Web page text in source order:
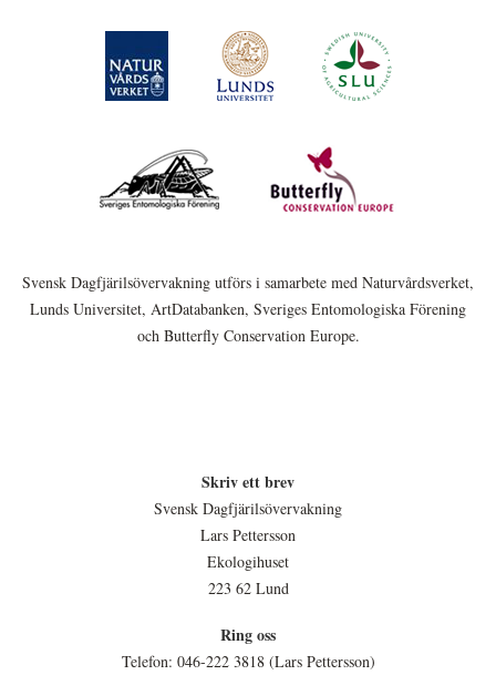
Svensk Dagfjärilsövervakning utförs i samarbete med Naturvårdsverket,
Lunds Universitet, ArtDatabanken, Sveriges Entomologiska Förening
och Butterfly Conservation Europe.
Skriv ett brev
Svensk Dagfjärilsövervakning
Lars Pettersson
Ekologihuset
223 62 Lund
Ring oss
Telefon: 046-222 3818 (Lars Pettersson)